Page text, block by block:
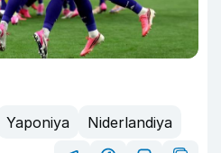
Yaponiya
Niderlandiya